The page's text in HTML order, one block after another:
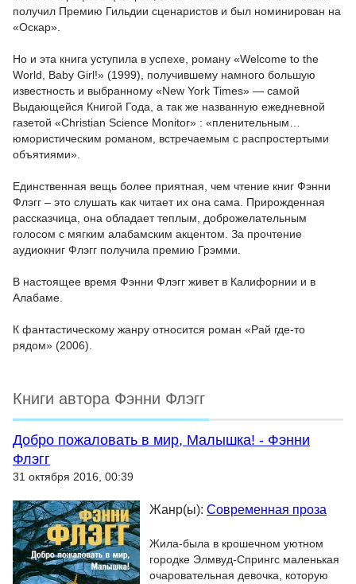
получил Премию Гильдии сценаристов и был номинирован на
«Оскар».
Но и эта книга уступила в успехе, роману «Welcome to the
World, Baby Girl!» (1999), получившему намного большую
известность и выбранному «New York Times» — самой
Выдающейся Книгой Года, а так же названную ежедневной
газетой «Christian Science Monitor» : «пленительным…
юмористическим романом, встречаемым с распростертыми
объятиями».
Единственная вещь более приятная, чем чтение книг Фэнни
Флэгг – это слушать как читает их она сама. Прирожденная
рассказчица, она обладает теплым, доброжелательным
голосом с мягким алабамским акцентом. За прочтение
аудиокниг Флэгг получила премию Грэмми.
В настоящее время Фэнни Флэгг живет в Калифорнии и в
Алабаме.
К фантастическому жанру относится роман «Рай где-то
рядом» (2006).
Книги автора Фэнни Флэгг
Добро пожаловать в мир, Малышка! - Фэнни
Флэгг
31 октября 2016, 00:39
Жанр(ы): Современная проза
Жила-была в крошечном уютном
городке Элмвуд-Спрингс маленькая
очаровательная девочка, которую